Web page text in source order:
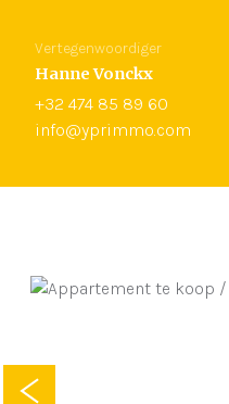
Vertegenwoordiger
Hanne Vonckx
+32 474 85 89 60
info@yprimmo.com